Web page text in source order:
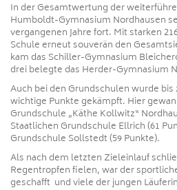
In der Gesamtwertung der
Humboldt-Gymnasium Nordhausen
vergangenen Jahre fort. Mit starken
Schule erneut souverän den
kam das Schiller-Gymnasium
drei belegte das Herder-Gymnasium
Auch bei den Grundschulen wurde
wichtige Punkte gekämpft. Hier
Grundschule „Käthe Kollwitz“
Staatlichen Grundschule Ellrich (61
Grundschule Sollstedt (59 Punkte).
Als nach dem letzten Zieleinlauf
Regentropfen fielen, war der
geschafft und viele der jungen